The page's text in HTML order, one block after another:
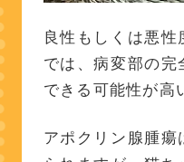
良性もしくは悪
では、病変部の
できる可能性が高
アポクリン腺腫瘍